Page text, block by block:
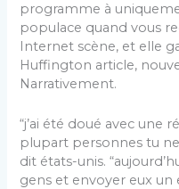
programme à
populace quand vous
Internet scène, et elle
Huffington article,
Narrativement.
“j’ai été doué avec une
plupart personnes tu
dit états-unis.
gens et envoyer eux un